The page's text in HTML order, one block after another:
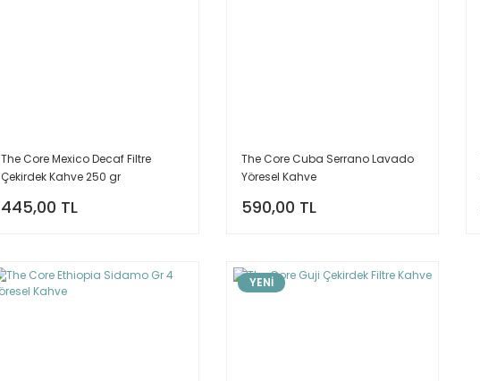
The Core Mexico Decaf Filtre
Çekirdek Kahve 250 gr
445,00 TL
The Core Cuba Serrano Lavado
Yöresel Kahve
590,00 TL
YENİ